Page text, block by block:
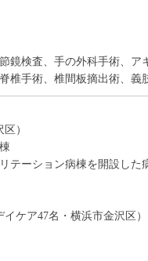
鏡検査、手の外科手術、
椎手術、椎間板摘出術、義
）
ーション病棟を開設した
ケア47名・横浜市金沢区）